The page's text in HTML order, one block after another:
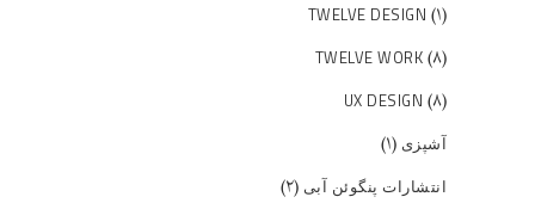
TWELVE DESIGN (۱)
TWELVE WORK (۸)
UX DESIGN (۸)
آشپزی (۱)
انتشارات پنگوئن آبی (۲)